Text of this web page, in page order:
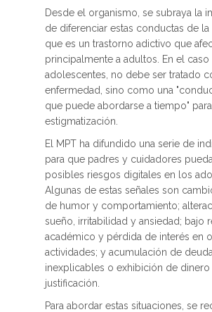
Desde el organismo, se subraya la
de diferenciar estas conductas de la
que es un trastorno adictivo que
principalmente a adultos. En el
adolescentes, no debe ser tratado
enfermedad, sino como una
que puede abordarse a tiempo"
estigmatización.
El MPT ha difundido una serie de
para que padres y cuidadores
posibles riesgos digitales en los
Algunas de estas señales son
de humor y comportamiento;
sueño, irritabilidad y ansiedad; bajo
académico y pérdida de interés en
actividades; y acumulación de
inexplicables o exhibición de dinero
justificación.
Para abordar estas situaciones, se